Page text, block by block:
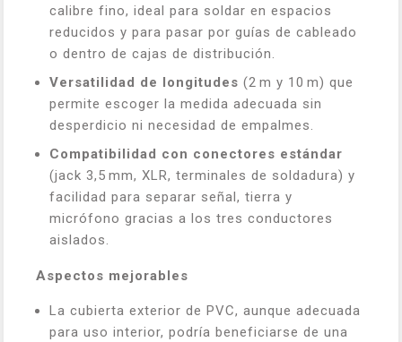
calibre fino, ideal para soldar en espacios
reducidos y para pasar por guías de cableado
o dentro de cajas de distribución.
Versatilidad de longitudes (2 m y 10 m) que
permite escoger la medida adecuada sin
desperdicio ni necesidad de empalmes.
Compatibilidad con conectores estándar
(jack 3,5 mm, XLR, terminales de soldadura) y
facilidad para separar señal, tierra y
micrófono gracias a los tres conductores
aislados.
Aspectos mejorables
La cubierta exterior de PVC, aunque adecuada
para uso interior, podría beneficiarse de una